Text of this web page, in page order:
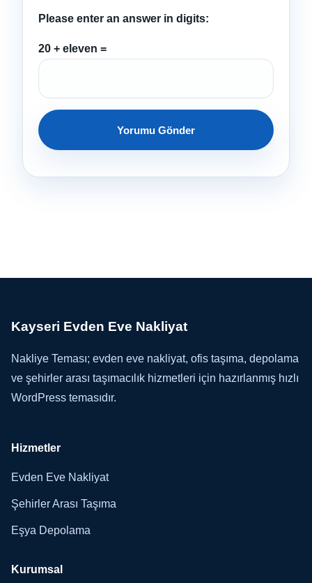
Please enter an answer in digits:
20 + eleven =
Kayseri Evden Eve Nakliyat
Nakliye Teması; evden eve nakliyat, ofis taşıma, depolama
ve şehirler arası taşımacılık hizmetleri için hazırlanmış hızlı
WordPress temasıdır.
Hizmetler
Evden Eve Nakliyat
Şehirler Arası Taşıma
Eşya Depolama
Kurumsal